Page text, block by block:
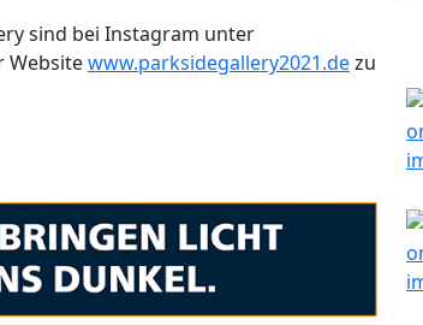
sind bei Instagram unter
Websitewww.parksidegallery2021.dezu